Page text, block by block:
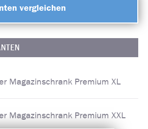
vergleichen
Magazinschrank Premium XL
Magazinschrank Premium XXL